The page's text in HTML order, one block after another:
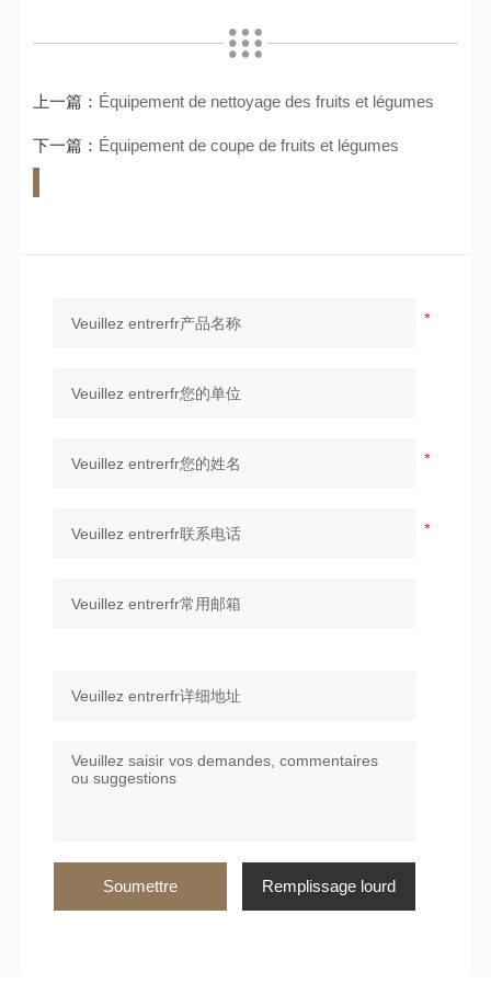
上一篇： Équipement de nettoyage des fruits et légumes
下一篇： Équipement de coupe de fruits et légumes